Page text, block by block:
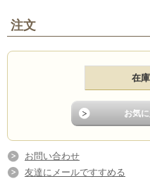
注文
在庫
お問い合わせ
友達にメールですすめる